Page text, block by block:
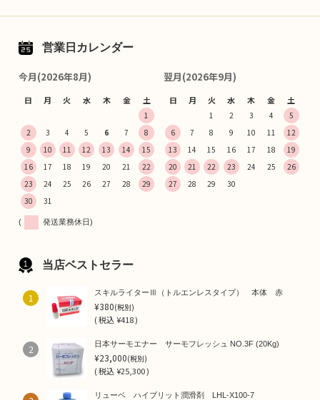
営業日カレンダー
今月(2026年8月)
日 月 火 水 木 金 土
1
2
3 4 5 6 7
8
9
10 11 12 13 14
15
16
17 18 19 20 21
22
23
24 25 26 27 28
29
30
31
翌月(2026年9月)
日 月 火 水 木 金 土
1 2 3 4
5
6
7 8 9 10 11
12
13
14 15 16 17 18
19
20
21 22 23 24 25
26
27
28 29 30
( 発送業務休日)
当店ベストセラー
1 スキルライターⅢ（トルエンレスタイプ） 本体 赤
¥380(税別)
(税込¥418 )
2 日本サーモエナー サーモフレッシュ NO.3F (20Kg)
¥23,000(税別)
(税込¥25,300 )
リューベ ハイブリット潤滑剤 LHL-X100-7